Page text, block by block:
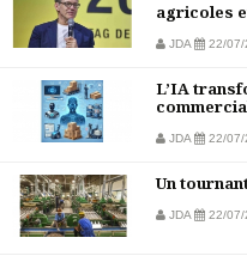
agricoles
JDA 22/07/
L’IA
JDA 22/07/
Un
JDA 22/07/